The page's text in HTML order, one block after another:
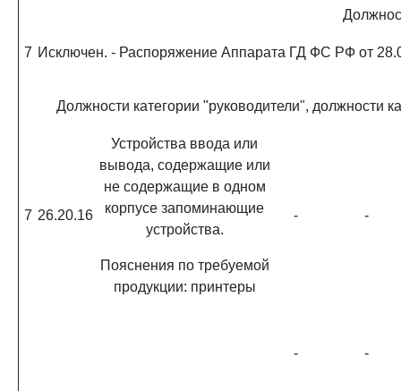
7 Исключен. - Распоряжение Аппарата ГД ФС РФ от
Должности категории "руководители", должности
7 26.20.16
Устройства ввода или
вывода, содержащие или
не содержащие в одном
корпусе запоминающие
устройства.
Пояснения по требуемой
продукции: принтеры
- -
- -